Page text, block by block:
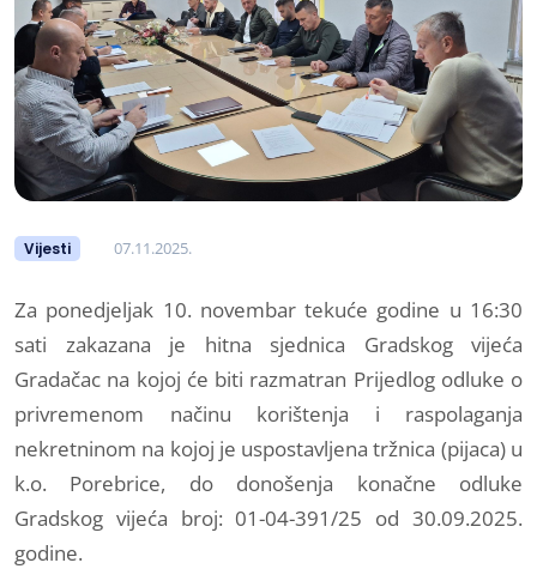
Vijesti 07.11.2025.
Za ponedjeljak 10. novembar tekuće godine u 16:30
sati zakazana je hitna sjednica Gradskog vijeća
Gradačac na kojoj će biti razmatran Prijedlog odluke o
privremenom načinu korištenja i raspolaganja
nekretninom na kojoj je uspostavljena tržnica (pijaca) u
k.o. Porebrice, do donošenja konačne odluke
Gradskog vijeća broj: 01-04-391/25 od 30.09.2025.
godine.